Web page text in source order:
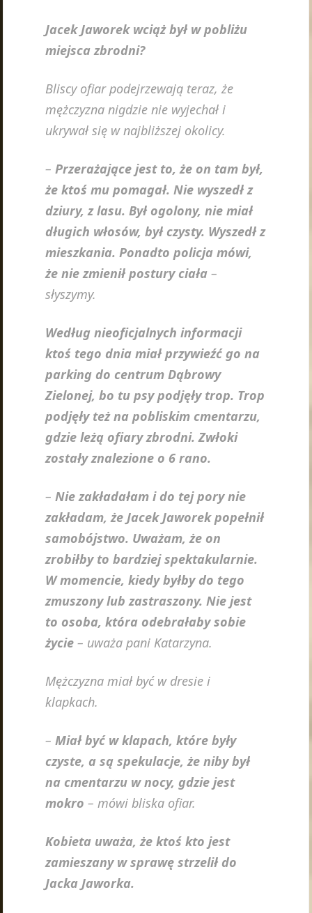
Jacek Jaworek wciąż był w pobliżu
miejsca zbrodni?
Bliscy ofiar podejrzewają teraz, że
mężczyzna nigdzie nie wyjechał i
ukrywał się w najbliższej okolicy.
– Przerażające jest to, że on tam był,
że ktoś mu pomagał. Nie wyszedł z
dziury, z lasu. Był ogolony, nie miał
długich włosów, był czysty. Wyszedł z
mieszkania. Ponadto policja mówi,
że nie zmienił postury ciała –
słyszymy.
Według nieoficjalnych informacji
ktoś tego dnia miał przywieźć go na
parking do centrum Dąbrowy
Zielonej, bo tu psy podjęły trop. Trop
podjęły też na pobliskim cmentarzu,
gdzie leżą ofiary zbrodni. Zwłoki
zostały znalezione o 6 rano.
– Nie zakładałam i do tej pory nie
zakładam, że Jacek Jaworek popełnił
samobójstwo. Uważam, że on
zrobiłby to bardziej spektakularnie.
W momencie, kiedy byłby do tego
zmuszony lub zastraszony. Nie jest
to osoba, która odebrałaby sobie
życie – uważa pani Katarzyna.
Mężczyzna miał być w dresie i
klapkach.
– Miał być w klapach, które były
czyste, a są spekulacje, że niby był
na cmentarzu w nocy, gdzie jest
mokro – mówi bliska ofiar.
Kobieta uważa, że ktoś kto jest
zamieszany w sprawę strzelił do
Jacka Jaworka.